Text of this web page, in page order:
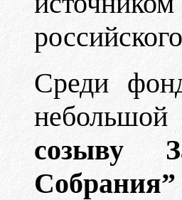
Среди
небольшой
созыву
Собрания”